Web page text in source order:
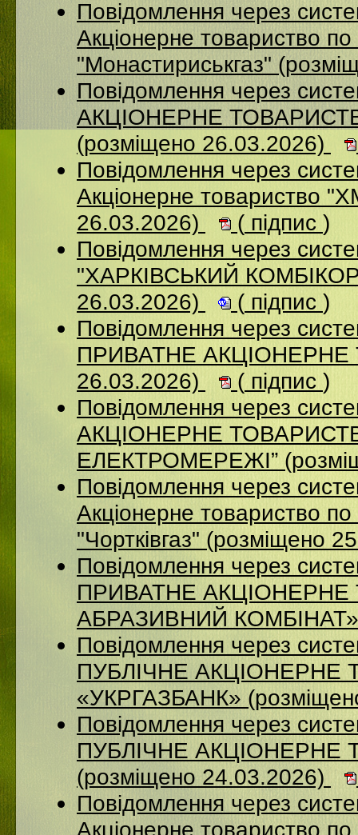
Повідомлення через
Акціонерне товариство по
"Монастириськгаз"
Повідомлення через
АКЦІОНЕРНЕ
(розміщено 26.03.2026)
Повідомлення через
Акціонерне
26.03.2026)
( підпис )
Повідомлення через
"ХАРКІВСЬКИЙ
26.03.2026)
( підпис )
Повідомлення через
ПРИВАТНЕ АКЦІОНЕРНЕ
26.03.2026)
( підпис )
Повідомлення через
АКЦІОНЕРНЕ
ЕЛЕКТРОМЕРЕЖІ”
Повідомлення через
Акціонерне товариство по
"Чортківгаз" (розміщено
Повідомлення через
ПРИВАТНЕ
АБРАЗИВНИЙ КОМБІНАТ»
Повідомлення через
ПУБЛІЧНЕ
«УКРГАЗБАНК»
Повідомлення через
ПУБЛІЧНЕ
(розміщено 24.03.2026)
Повідомлення через
Акціонерне товариство по